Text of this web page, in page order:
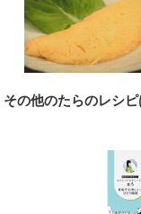
その他のたらのレシ